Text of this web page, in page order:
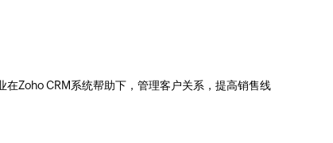
Zoho CRM系统帮助下，管理客户关系，提高销售线